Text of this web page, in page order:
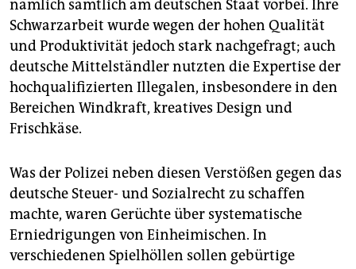
nämlich sämtlich am deutschen Staat vorbei. Ihre
Schwarzarbeit wurde wegen der hohen Qualität
und Produktivität jedoch stark nachgefragt; auch
deutsche Mittelständler nutzten die Expertise der
hochqualifizierten Illegalen, insbesondere in den
Bereichen Windkraft, kreatives Design und
Frischkäse.
Was der Polizei neben diesen Verstößen gegen das
deutsche Steuer- und Sozialrecht zu schaffen
machte, waren Gerüchte über systematische
Erniedrigungen von Einheimischen. In
verschiedenen Spielhöllen sollen gebürtige